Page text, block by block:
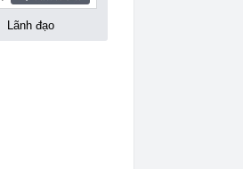
Lãnh đạo